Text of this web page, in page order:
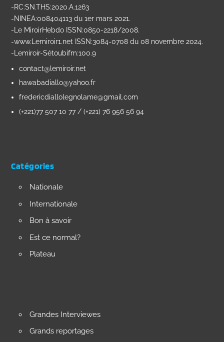
-RC:SN.THS:2020.A.1263
-NINEA:008404113 du 1er mars 2021.
-Le MiroirHebdo ISSN:0850-2218/2008.
-www.Lemiroir1.net ISSN:3084-0708 du 08 novembre 2024.
-Lemiroir-Sétoubifm:100.9
contact@lemiroir.net
hawabadiallo@yahoo.fr
fredericdiallolegnolame@gmail.com
(+221)77 507 10 77 / (+221) 76 956 56 94
Catégories
Nationale
Internationale
Bon à savoir
Est ce normal?
Plateau
Grandes Interviewes
Grands reportages